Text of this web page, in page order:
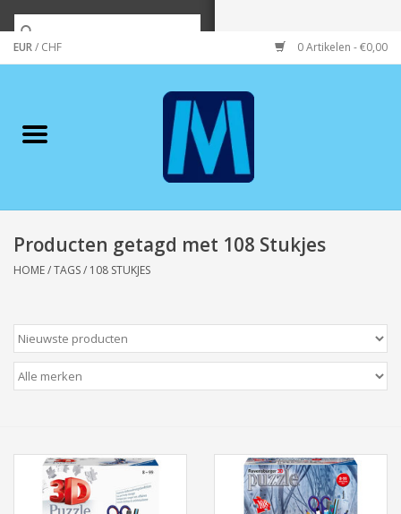
EUR/ CHF 0 Artikelen - €0,00
Merken
Wonen/koken/huishouden
Wenskaarten
Zeeuws/Streek
Boeken
Producten getagd met 108 Stukjes
HOME/TAGS/ 108 STUKJES